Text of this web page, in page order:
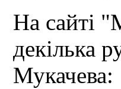
На сайті
декілька
Мукачева: